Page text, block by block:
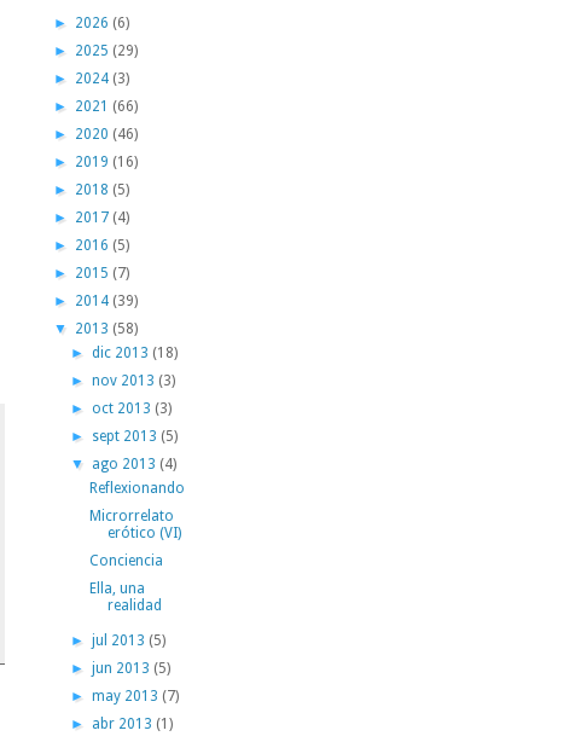
► 2026 (6)
► 2025 (29)
► 2024 (3)
► 2021 (66)
► 2020 (46)
► 2019 (16)
► 2018 (5)
► 2017 (4)
► 2016 (5)
► 2015 (7)
► 2014 (39)
▼ 2013 (58)
►dic 2013 (18)
►nov 2013 (3)
► oct 2013 (3)
► sept 2013 (5)
▼ ago 2013 (4)
Reflexionando
Microrrelato
erótico (VI)
Conciencia
Ella, una
realidad
►jul 2013 (5)
►jun 2013 (5)
►may 2013 (7)
► abr 2013 (1)